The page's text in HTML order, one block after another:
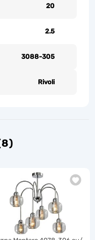
20
2.5
3088-305
Rivoli